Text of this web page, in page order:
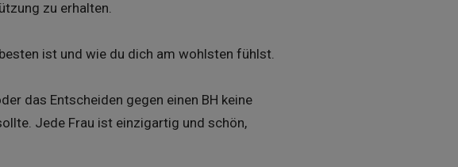
zu erhalten.
ist und wie du dich am wohlsten fühlst.
das Entscheiden gegen einen BH keine
Jede Frau ist einzigartig und schön,